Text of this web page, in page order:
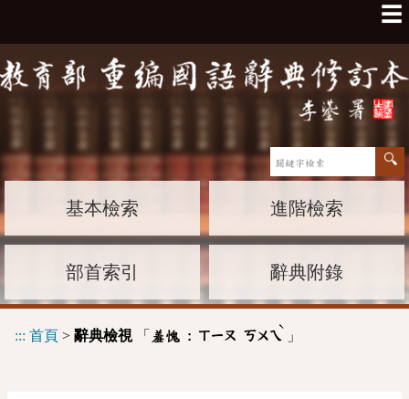
☰
基本檢索 進階檢索
部首索引 辭典附錄
::: 首頁 > 辭典檢視「 羞愧 : ㄒㄧㄡ ㄎㄨㄟ
ˋ
」